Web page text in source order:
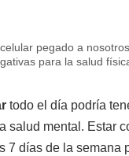
pegado a
para la salud
todo el día podría
salud mental. Estar
7 días de la semana